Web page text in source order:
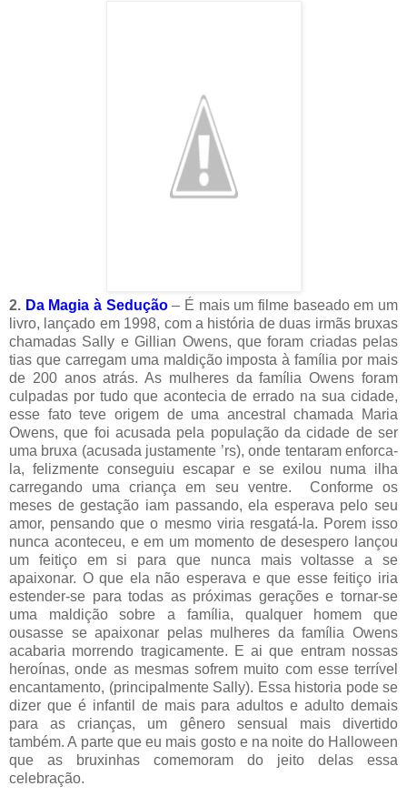
2. Da Magia à Sedução– É mais um filme baseado em um
livro, lançado em 1998, com a história de duas irmãs bruxas
chamadas Sally e Gillian Owens, que foram criadas pelas
tias que carregam uma maldição imposta à família por mais
de 200 anos atrás. As mulheres da família Owens foram
culpadas por tudo que acontecia de errado na sua cidade,
esse fato teve origem de uma ancestral chamada Maria
Owens, que foi acusada pela população da cidade de ser
uma bruxa (acusada justamente ’rs), onde tentaram enforca-
la, felizmente conseguiu escapar e se exilou numa ilha
carregando uma criança em seu ventre. Conforme os
meses de gestação iam passando, ela esperava pelo seu
amor, pensando que o mesmo viria resgatá-la. Porem isso
nunca aconteceu, e em um momento de desespero lançou
um feitiço em si para que nunca mais voltasse a se
apaixonar. O que ela não esperava e que esse feitiço iria
estender-se para todas as próximas gerações e tornar-se
uma maldição sobre a família, qualquer homem que
ousasse se apaixonar pelas mulheres da família Owens
acabaria morrendo tragicamente. E ai que entram nossas
heroínas, onde as mesmas sofrem muito com esse terrível
encantamento, (principalmente Sally). Essa historia pode se
dizer que é infantil de mais para adultos e adulto demais
para as crianças, um gênero sensual mais divertido
também. A parte que eu mais gosto e na noite do Halloween
que as bruxinhas comemoram do jeito delas essa
celebração.